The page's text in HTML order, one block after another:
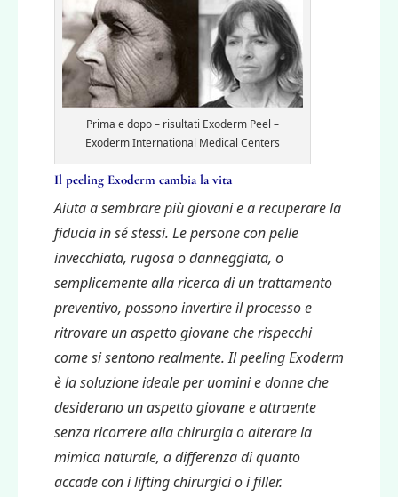
Prima e dopo – risultati Exoderm Peel –
Exoderm International Medical Centers
Il peeling Exoderm cambia la vita
Aiuta a sembrare più giovani e a recuperare la
fiducia in sé stessi. Le persone con pelle
invecchiata, rugosa o danneggiata, o
semplicemente alla ricerca di un trattamento
preventivo, possono invertire il processo e
ritrovare un aspetto giovane che rispecchi
come si sentono realmente. Il peeling Exoderm
è la soluzione ideale per uomini e donne che
desiderano un aspetto giovane e attraente
senza ricorrere alla chirurgia o alterare la
mimica naturale, a differenza di quanto
accade con i lifting chirurgici o i filler.